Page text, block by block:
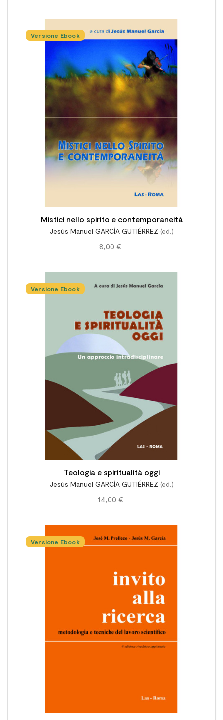
Versione Ebook
Mistici nello spirito e contemporaneità
Jesús Manuel GARCÍA GUTIÉRREZ (ed.)
8,00 €
Versione Ebook
Teologia e spiritualità oggi
Jesús Manuel GARCÍA GUTIÉRREZ (ed.)
14,00 €
Versione Ebook